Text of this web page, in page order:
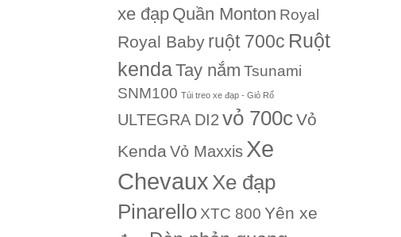
xe đạp Quần Monton Royal
Royal Baby ruột 700c Ruột
kendaTay nắm Tsunami
SNM100 Túi treo xe đạp - Giỏ Rổ
ULTEGRA DI2 vỏ 700cVỏ
KendaVỏ Maxxis Xe
Chevaux Xe đạp
Pinarello XTC 800 Yên xe